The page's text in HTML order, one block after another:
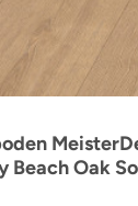
Beach Oak